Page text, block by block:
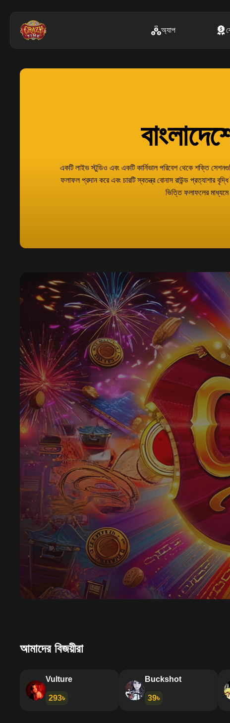
অ্যাপ
একটি লাইভ স্টুডিও এবং একটি কার্নিভাল পরিবেশ থেকে শক্তি
ফলাফল প্রদান করে এবং চারটি স্বতন্ত্র বোনাস রাউন্ড প্রত্যাশার
ভিত্তি ফলাফলের
আমাদের বিজয়ীরা
Panther
360৳
Vulture
293৳